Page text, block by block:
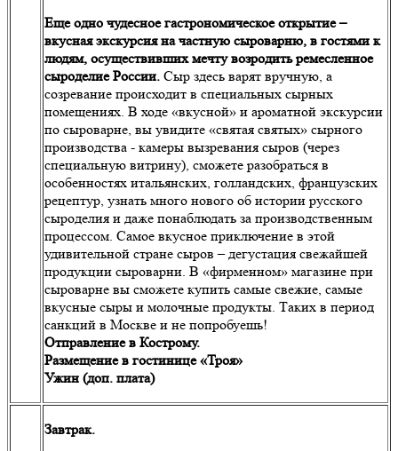
Еще одно чудесное гастрономическое открытие –
вкусная экскурсия на частную сыроварню, в гостями к
людям, осуществивших мечту возродить ремесленное
сыроделие России. Сыр здесь варят вручную, а
созревание происходит в специальных сырных
помещениях. В ходе «вкусной» и ароматной экскурсии
по сыроварне, вы увидите «святая святых» сырного
производства - камеры вызревания сыров (через
специальную витрину), сможете разобраться в
особенностях итальянских, голландских, французских
рецептур, узнать много нового об истории русского
сыроделия и даже понаблюдать за производственным
процессом. Самое вкусное приключение в этой
удивительной стране сыров – дегустация свежайшей
продукции сыроварни. В «фирменном» магазине при
сыроварне вы сможете купить самые свежие, самые
вкусные сыры и молочные продукты. Таких в период
санкций в Москве и не попробуешь!
Отправление в Кострому.
Размещение в гостинице «Троя»
Ужин (доп. плата)
Завтрак.